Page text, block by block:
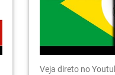
Veja direto no